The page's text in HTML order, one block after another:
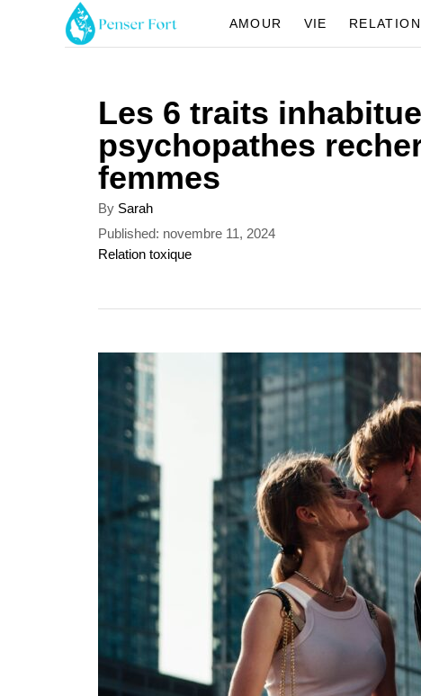
AMOUR VIE
Les 6 traits
psychopathes
femmes
By A
u
t
r
Sarah
P
o
o
Published: novembre 11, 2024
C
o
Relation toxique